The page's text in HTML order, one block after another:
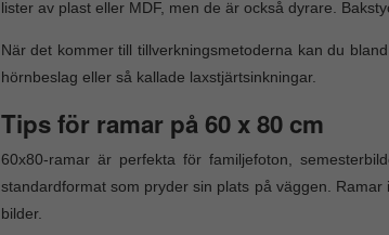
lister av plast eller MDF, men de är också dyrare.
När det kommer till tillverkningsmetoderna kan du
hörnbeslag eller så kallade laxstjärtsinkningar.
Tips för ramar på 60 x 80 cm
60x80-ramar är perfekta för familjefoton,
standardformat som pryder sin plats på väggen.
bilder.